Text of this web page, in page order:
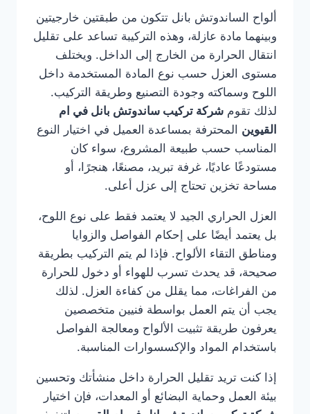
ألواح الساندوتش بانل تتكون من طبقتين خارجيتين
وبينهما مادة عازلة، وهذه التركيبة تساعد على تقليل
انتقال الحرارة من الخارج إلى الداخل. ويختلف
مستوى العزل حسب نوع المادة المستخدمة داخل
اللوح وسماكته وجودة التصنيع وطريقة التركيب.
لذلك تقوم شركة تركيب ساندوتش بانل في ام
القيوين المحترفة بمساعدة العميل في اختيار النوع
المناسب حسب طبيعة المشروع، سواء كان
مستودعًا عاديًا، غرفة تبريد، مصنعًا، هنجرًا، أو
مساحة تخزين تحتاج إلى عزل أعلى.
العزل الحراري الجيد لا يعتمد فقط على نوع اللوح،
بل يعتمد أيضًا على إحكام الفواصل والزوايا
ومناطق التقاء الألواح. فإذا لم يتم التركيب بطريقة
صحيحة، قد يحدث تسرب للهواء أو دخول للحرارة
من الفراغات، مما يقلل من كفاءة العزل. لذلك
يجب أن يتم العمل بواسطة فنيين متخصصين
يعرفون طريقة تثبيت الألواح ومعالجة الفواصل
باستخدام المواد والإكسسوارات المناسبة.
إذا كنت تريد تقليل الحرارة داخل منشأتك وتحسين
بيئة العمل وحماية البضائع أو المعدات، فإن اختيار